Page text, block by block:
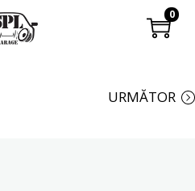
0
URMĂTOR